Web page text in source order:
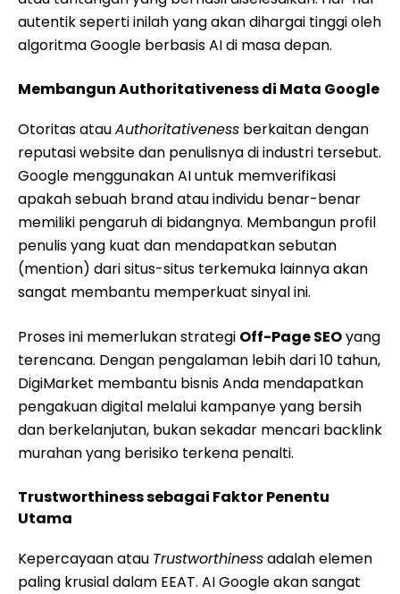
autentik seperti inilah yang akan dihargai tinggi oleh
algoritma Google berbasis AI di masa depan.
Membangun Authoritativeness di Mata Google
Otoritas atauAuthoritativeness berkaitan dengan
reputasi website dan penulisnya di industri tersebut.
Google menggunakan AI untuk memverifikasi
apakah sebuah brand atau individu benar-benar
memiliki pengaruh di bidangnya. Membangun profil
penulis yang kuat dan mendapatkan sebutan
(mention) dari situs-situs terkemuka lainnya akan
sangat membantu memperkuat sinyal ini.
Proses ini memerlukan strategi Off-Page SEOyang
terencana. Dengan pengalaman lebih dari 10 tahun,
DigiMarket membantu bisnis Anda mendapatkan
pengakuan digital melalui kampanye yang bersih
dan berkelanjutan, bukan sekadar mencari backlink
murahan yang berisiko terkena penalti.
Trustworthiness sebagai Faktor Penentu
Utama
Kepercayaan atau Trustworthinessadalah elemen
paling krusial dalam EEAT. AI Google akan sangat